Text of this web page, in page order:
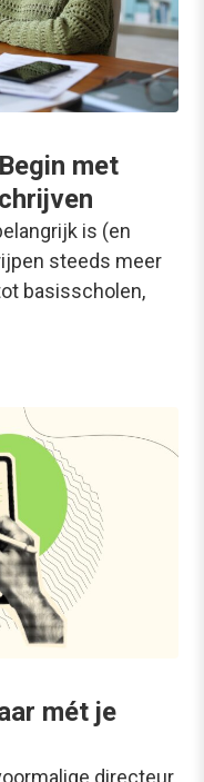
met
is (en
steeds meer
basisscholen,
mét je
directeur